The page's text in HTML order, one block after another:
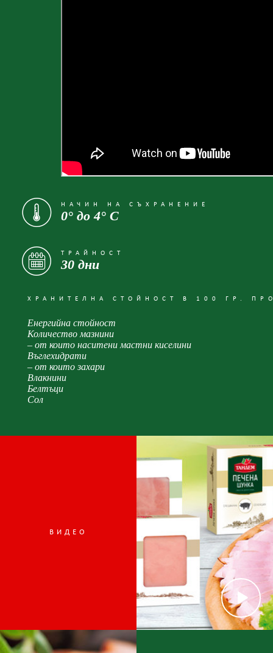
НАЧИН НА СЪХРАНЕНИЕ
0° до 4° С
ТРАЙНОСТ
30 дни
ХРАНИТЕЛНА СТОЙНОСТ В 100 ГР.
Енергийна стойност
Количество мазнини
– от които наситени мастни киселини
Въглехидрати
– от които захари
Влакнини
Белтъци
Сол
ВИДЕО